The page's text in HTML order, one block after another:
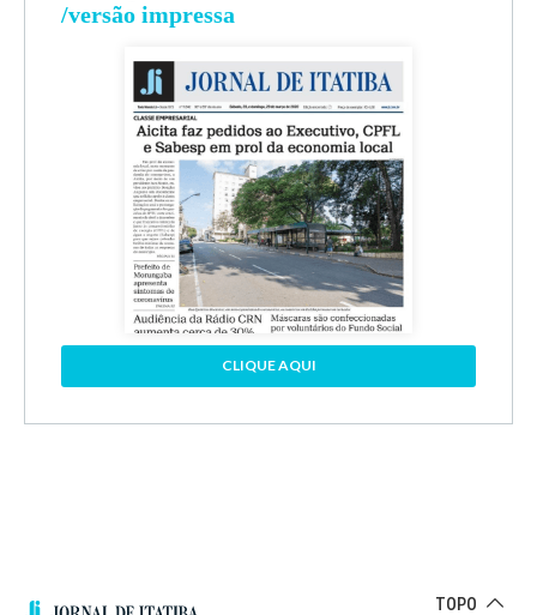
/versão impressa
CLIQUE AQUI
TOPO